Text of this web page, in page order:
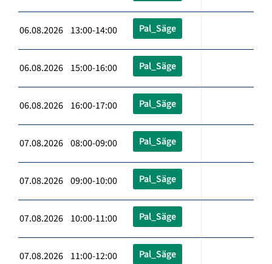
06.08.2026 13:00-14:00 Pal_Säge
06.08.2026 15:00-16:00 Pal_Säge
06.08.2026 16:00-17:00 Pal_Säge
07.08.2026 08:00-09:00 Pal_Säge
07.08.2026 09:00-10:00 Pal_Säge
07.08.2026 10:00-11:00 Pal_Säge
07.08.2026 11:00-12:00 Pal_Säge